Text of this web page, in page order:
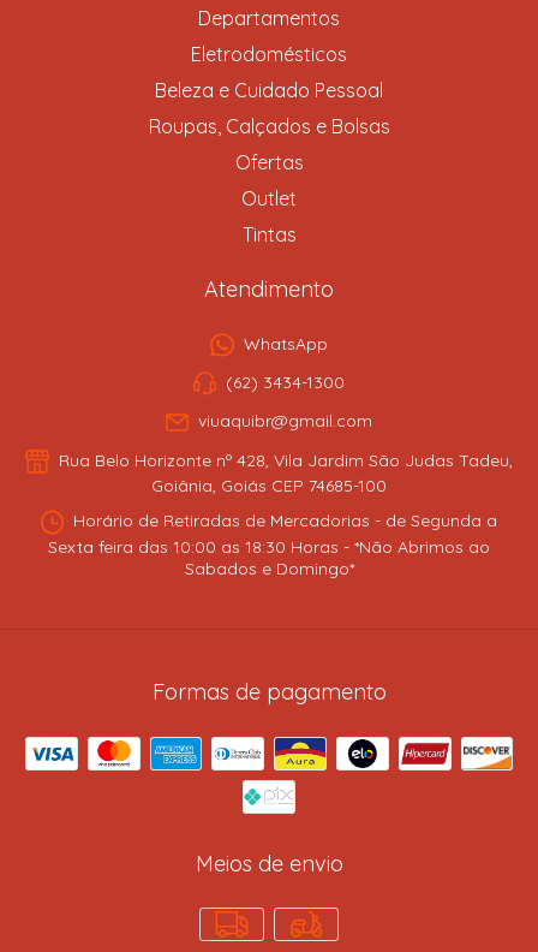
Departamentos
Eletrodomésticos
Beleza e Cuidado Pessoal
Roupas, Calçados e Bolsas
Ofertas
Outlet
Tintas
Atendimento
WhatsApp
(62) 3434-1300
viuaquibr@gmail.com
Rua Belo Horizonte nº 428, Vila Jardim São Judas Tadeu,
Goiânia, Goiás CEP 74685-100
Horário de Retiradas de Mercadorias - de Segunda a
Sexta feira das 10:00 as 18:30 Horas - *Não Abrimos ao
Sabados e Domingo*
Formas de pagamento
Meios de envio